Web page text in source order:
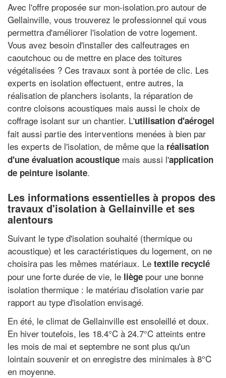
Avec l'offre proposée sur mon-isolation.pro autour de
Gellainville, vous trouverez le professionnel qui vous
permettra d'améliorer l'isolation de votre logement.
Vous avez besoin d'installer des calfeutrages en
caoutchouc ou de mettre en place des toitures
végétalisées ? Ces travaux sont à portée de clic. Les
experts en isolation effectuent, entre autres, la
réalisation de planchers isolants, la réparation de
contre cloisons acoustiques mais aussi le choix de
coffrage isolant sur un chantier. L'utilisation d'aérogel
fait aussi partie des interventions menées à bien par
les experts de l'isolation, de même que la réalisation
d'une évaluation acoustique mais aussi l'application
de peinture isolante.
Les informations essentielles à propos des
travaux d'isolation à Gellainville et ses
alentours
Suivant le type d'isolation souhaité (thermique ou
acoustique) et les caractéristiques du logement, on ne
choisira pas les mêmes matériaux. Le textile recyclé
pour une forte durée de vie, le liège pour une bonne
isolation thermique : le matériau d'isolation varie par
rapport au type d'isolation envisagé.
En été, le climat de Gellainville est ensoleillé et doux.
En hiver toutefois, les 18.4°C à 24.7°C atteints entre
les mois de mai et septembre ne sont plus qu'un
lointain souvenir et on enregistre des minimales à 8°C
en moyenne.